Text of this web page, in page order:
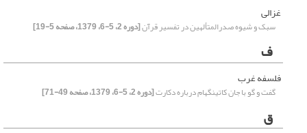
غزالی
سبک و شیوه صدرالمتألهین در تفسیر قرآن[دوره 2، 5-6، 1379، صفحه 5-19]
ف
فلسفه غرب
گفت و گو با جان کاتینگهام درباره دکارت[دوره 2، 5-6، 1379، صفحه 49-71]
ق